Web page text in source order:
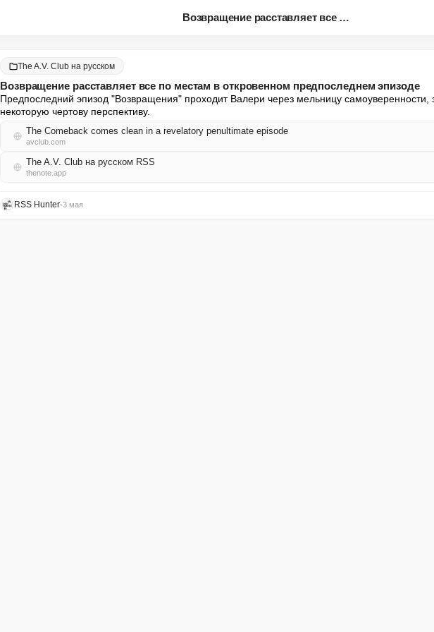
Возвращение расставляет все по...
The A.V. Club на русском
Возвращение расставляет все по местам в откровенном предпоследнем эпизоде
Предпоследний эпизод "Возвращения" проходит Валери через мельницу самоуверенности,
некоторую чертову перспективу.
The Comeback comes clean in a revelatory penultimate episode
avclub.com
The A.V. Club на русском RSS
thenote.app
RSS Hunter•3 мая